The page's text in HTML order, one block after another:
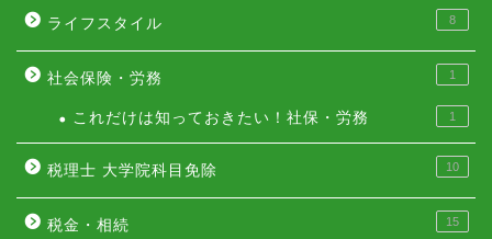
ライフスタイル 8
社会保険・労務 1
これだけは知っておきたい！社保・労務 1
税理士 大学院科目免除 10
税金・相続 15